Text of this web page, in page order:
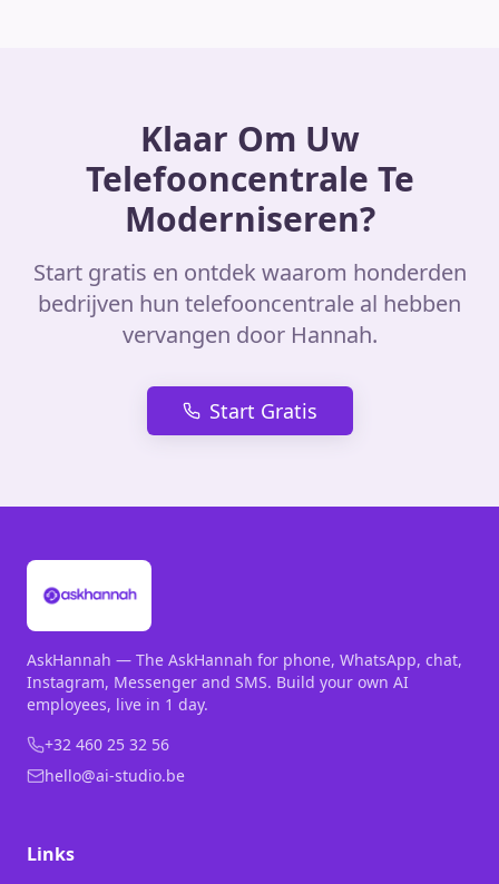
Klaar Om Uw
Telefooncentrale Te
Moderniseren?
Start gratis en ontdek waarom honderden
bedrijven hun telefooncentrale al hebben
vervangen door Hannah.
Start Gratis
AskHannah — The AskHannah for phone, WhatsApp, chat,
Instagram, Messenger and SMS. Build your own AI
employees, live in 1 day.
+32 460 25 32 56
hello@ai-studio.be
Links